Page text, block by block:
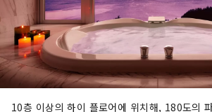
10층 이상의 하이 플로어에 위치해, 180도의